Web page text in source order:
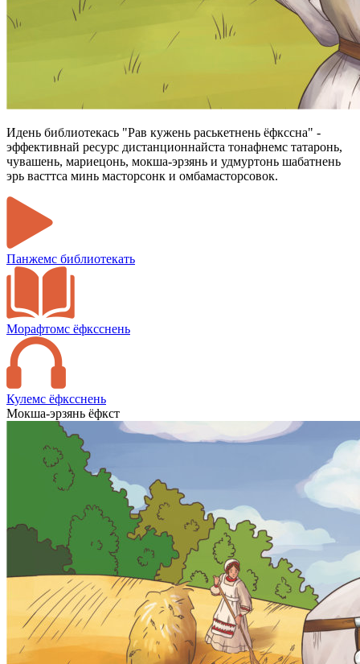
Идень библиотекась "Рав кужень раськетнень ёфкссна" -
эффективнай ресурс дистанционнайста тонафнемс татаронь,
чувашень, мариецонь, мокша-эрзянь и удмуртонь шабатнень
эрь васттса минь масторсонк и омбамасторсовок.
Панжемс библиотекать
Морафтомс ёфксснень
Кулемс ёфксснень
Мокша-эрзянь ёфкст